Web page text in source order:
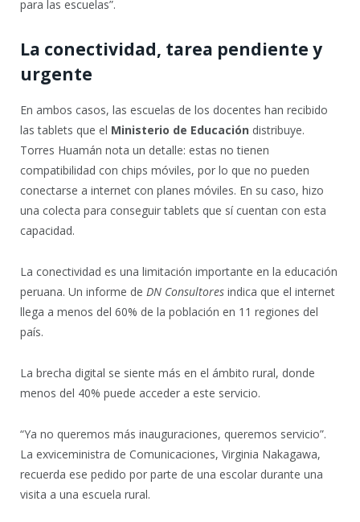
para las escuelas”.
La conectividad, tarea pendiente y
urgente
En ambos casos, las escuelas de los docentes han recibido
las tablets que el Ministerio de Educación distribuye.
Torres Huamán nota un detalle: estas no tienen
compatibilidad con chips móviles, por lo que no pueden
conectarse a internet con planes móviles. En su caso, hizo
una colecta para conseguir tablets que sí cuentan con esta
capacidad.
La conectividad es una limitación importante en la educación
peruana. Un informe de DN Consultores indica que el internet
llega a menos del 60% de la población en 11 regiones del
país.
La brecha digital se siente más en el ámbito rural, donde
menos del 40% puede acceder a este servicio.
“Ya no queremos más inauguraciones, queremos servicio”.
La exviceministra de Comunicaciones, Virginia Nakagawa,
recuerda ese pedido por parte de una escolar durante una
visita a una escuela rural.